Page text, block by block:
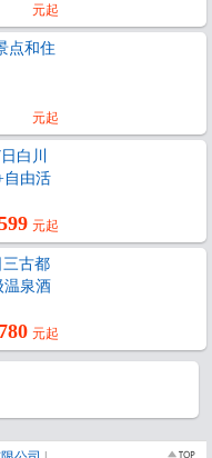
元起
点和住
元起
白川
自由活
元起
三古都
温泉酒
元起